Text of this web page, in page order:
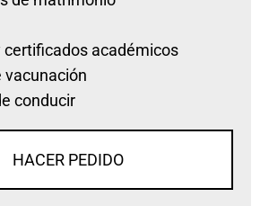
certificados académicos
vacunación
conducir
HACER PEDIDO